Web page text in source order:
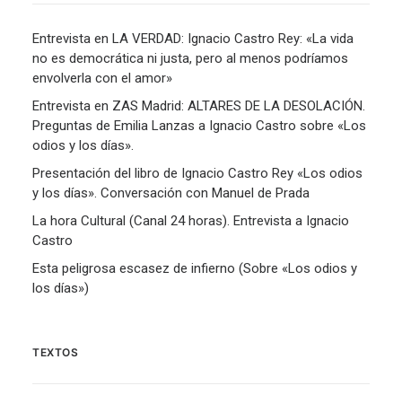
Entrevista en LA VERDAD: Ignacio Castro Rey: «La vida
no es democrática ni justa, pero al menos podríamos
envolverla con el amor»
Entrevista en ZAS Madrid: ALTARES DE LA DESOLACIÓN.
Preguntas de Emilia Lanzas a Ignacio Castro sobre «Los
odios y los días».
Presentación del libro de Ignacio Castro Rey «Los odios
y los días». Conversación con Manuel de Prada
La hora Cultural (Canal 24 horas). Entrevista a Ignacio
Castro
Esta peligrosa escasez de infierno (Sobre «Los odios y
los días»)
TEXTOS